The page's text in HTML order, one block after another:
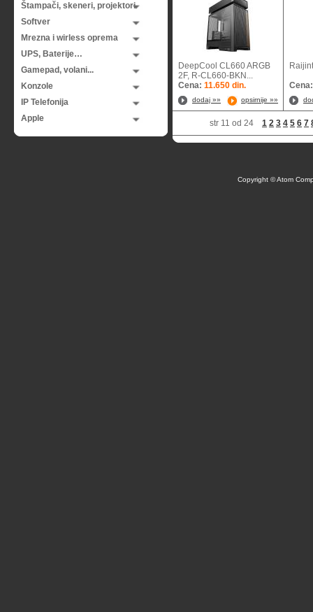
Štampači, skeneri, projektori
Softver
Mrezna i wirless oprema
UPS, Baterije…
Gamepad, volani...
Konzole
IP Telefonija
Apple
DeepCool CL660 ARGB
2F, R-CL660-BKN...
Cena: 11.650 din.
dodaj »» opsirnije »»
str 11 od 24 1 2 3 4 5 6 7
Copyright © Atom